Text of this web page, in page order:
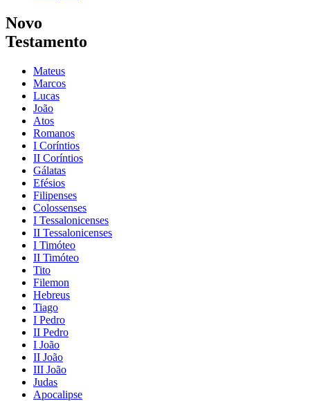
Novo
Testamento
Mateus
Marcos
Lucas
João
Atos
Romanos
I Coríntios
II Coríntios
Gálatas
Efésios
Filipenses
Colossenses
I Tessalonicenses
II Tessalonicenses
I Timóteo
II Timóteo
Tito
Filemon
Hebreus
Tiago
I Pedro
II Pedro
I João
II João
III João
Judas
Apocalipse